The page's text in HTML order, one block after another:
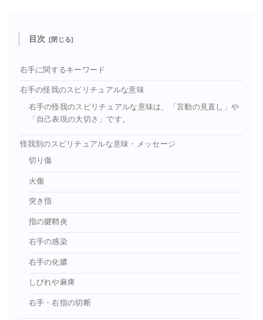
目次
右手に関するキーワード
右手の怪我のスピリチュアルな意味
右手の怪我のスピリチュアルな意味は、「言動の見直し」や
「自己表現の大切さ」です。
怪我別のスピリチュアルな意味・メッセージ
切り傷
火傷
突き指
指の腱鞘炎
右手の感染
右手の化膿
しびれや麻痺
右手・右指の切断